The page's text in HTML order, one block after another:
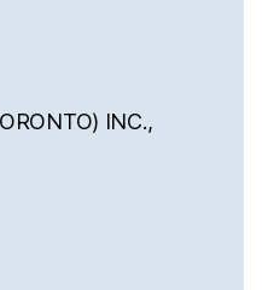
INC.,